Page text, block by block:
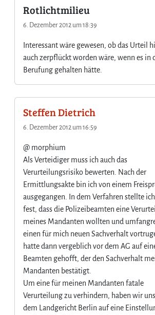
Rotlichtmilieu
6. Dezember 2012 um 18:39
Interessant wäre gewesen, ob das Urteil
auch zerpflückt worden wäre, wenn es in
Berufung gehalten hätte.
Steffen Dietrich
6. Dezember 2012 um 16:59
@ morphium
Als Verteidiger muss ich auch das
Verurteilungsrisiko bewerten. Nach der
Ermittlungsakte bin ich von einem
ausgegangen. In dem Verfahren stellte
fest, dass die Polizeibeamten eine
meines Mandanten wollten und
einen für mich neuen Sachverhalt
hatte dann vergeblich vor dem AG auf
Beamten gehofft, der den Sachverhalt
Mandanten bestätigt.
Um eine für meinen Mandanten fatale
Verurteilung zu verhindern, haben wir
dem Landgericht Berlin auf eine